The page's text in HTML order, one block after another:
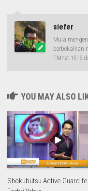
siefer
Mula
berbekalkan
TMnet 1515
YOU MAY ALSO
Shokubutsu Active Guard